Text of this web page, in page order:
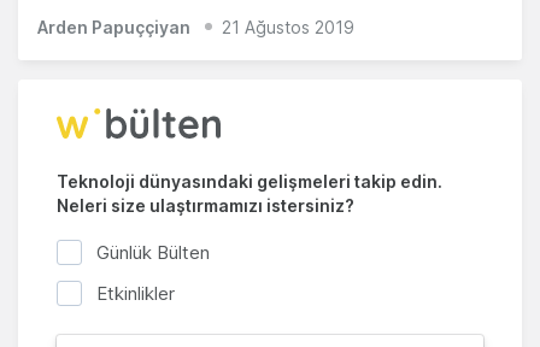
Arden Papuççiyan 21 Ağustos 2019
Teknoloji dünyasındaki gelişmeleri takip edin.
Neleri size ulaştırmamızı istersiniz?
Günlük Bülten
Etkinlikler